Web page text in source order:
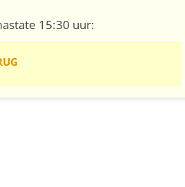
15:30 uur: